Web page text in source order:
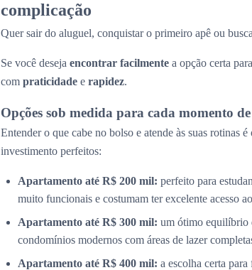
complicação
Quer sair do aluguel, conquistar o primeiro apê ou
Se você deseja encontrar facilmente a opção certa
com praticidade e rapidez.
Opções sob medida para cada momento
Entender o que cabe no bolso e atende às suas rotinas
investimento perfeitos:
Apartamento até R$ 200 mil: perfeito para
muito funcionais e costumam ter excelente acesso
Apartamento até R$ 300 mil: um ótimo equilíbrio
condomínios modernos com áreas de lazer
Apartamento até R$ 400 mil: a escolha certa